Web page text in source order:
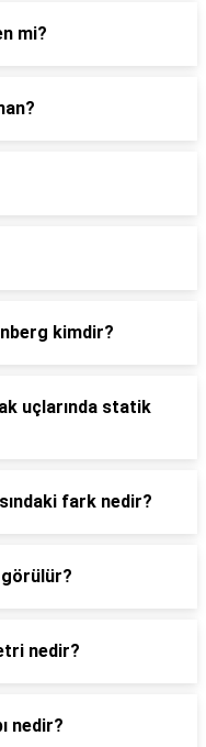
mi?
kimdir?
uçlarında statik
fark nedir?
nedir?
nedir?